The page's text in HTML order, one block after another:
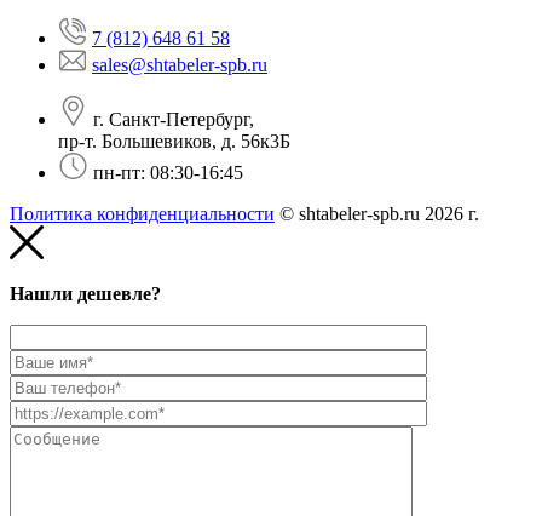
7 (812) 648 61 58
sales@shtabeler-spb.ru
г. Санкт-Петербург,
пр-т. Большевиков, д. 56к3Б
пн-пт: 08:30-16:45
Политика конфиденциальности © shtabeler-spb.ru 2026 г.
Нашли дешевле?